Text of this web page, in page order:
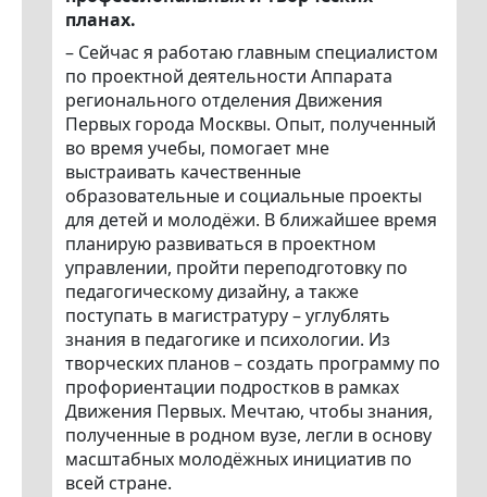
планах.
– Сейчас я работаю главным специалистом
по проектной деятельности Аппарата
регионального отделения Движения
Первых города Москвы. Опыт, полученный
во время учебы, помогает мне
выстраивать качественные
образовательные и социальные проекты
для детей и молодёжи. В ближайшее время
планирую развиваться в проектном
управлении, пройти переподготовку по
педагогическому дизайну, а также
поступать в магистратуру – углублять
знания в педагогике и психологии. Из
творческих планов – создать программу по
профориентации подростков в рамках
Движения Первых. Мечтаю, чтобы знания,
полученные в родном вузе, легли в основу
масштабных молодёжных инициатив по
всей стране.